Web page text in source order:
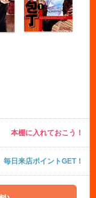
本棚に入れておこう！
毎日来店ポイントGET！